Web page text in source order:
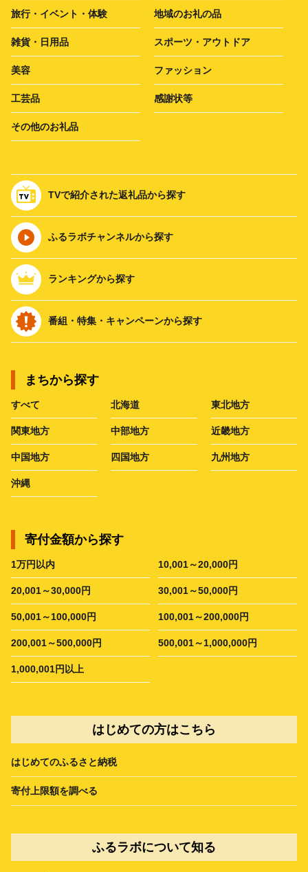
旅行・イベント・体験 地域のお礼の品
雑貨・日用品 スポーツ・アウトドア
美容 ファッション
工芸品 感謝状等
その他のお礼品
TVで紹介された返礼品から探す
ふるラボチャンネルから探す
ランキングから探す
番組・特集・キャンペーンから探す
まちから探す
すべて 北海道 東北地方
関東地方 中部地方 近畿地方
中国地方 四国地方 九州地方
沖縄
寄付金額から探す
1万円以内 10,001～20,000円
20,001～30,000円 30,001～50,000円
50,001～100,000円 100,001～200,000円
200,001～500,000円 500,001～1,000,000円
1,000,001円以上
はじめての方はこちら
はじめてのふるさと納税
寄付上限額を調べる
ふるラボについて知る